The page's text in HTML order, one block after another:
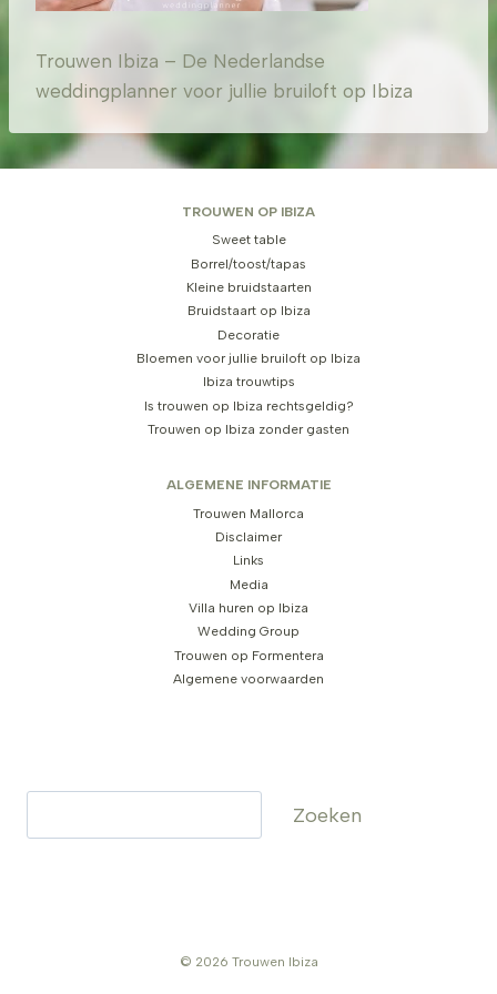
Trouwen Ibiza – De Nederlandse
weddingplanner voor jullie bruiloft op Ibiza
TROUWEN OP IBIZA
Sweet table
Borrel/toost/tapas
Kleine bruidstaarten
Bruidstaart op Ibiza
Decoratie
Bloemen voor jullie bruiloft op Ibiza
Ibiza trouwtips
Is trouwen op Ibiza rechtsgeldig?
Trouwen op Ibiza zonder gasten
ALGEMENE INFORMATIE
Trouwen Mallorca
Disclaimer
Links
Media
Villa huren op Ibiza
Wedding Group
Trouwen op Formentera
Algemene voorwaarden
Zoeken
© 2026 Trouwen Ibiza